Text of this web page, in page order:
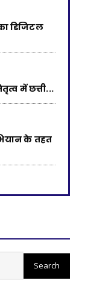
डिजिटल
में छत्ती...
के तहत
हो रहाके